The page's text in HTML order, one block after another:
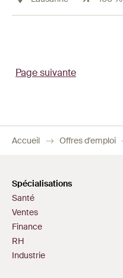
Page suivante
Accueil Offres d'emploi
Spécialisations
Santé
Ventes
Finance
RH
Industrie